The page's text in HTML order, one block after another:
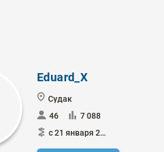
Eduard_X
Судак
46
7 088
с 21 января 2024